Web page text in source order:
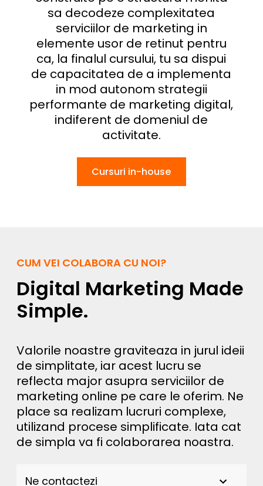
sa decodeze complexitatea
serviciilor de marketing in
elemente usor de retinut pentru
ca, la finalul cursului, tu sa dispui
de capacitatea de a implementa
in mod autonom strategii
performante de marketing digital,
indiferent de domeniul de
activitate.
Cursuri in-house
CUM VEI COLABORA CU NOI?
Digital Marketing Made
Simple.
Valorile noastre graviteaza in jurul ideii
de simplitate, iar acest lucru se
reflecta major asupra serviciilor de
marketing online pe care le oferim. Ne
place sa realizam lucruri complexe,
utilizand procese simplificate. Iata cat
de simpla va fi colaborarea noastra.
Ne contactezi